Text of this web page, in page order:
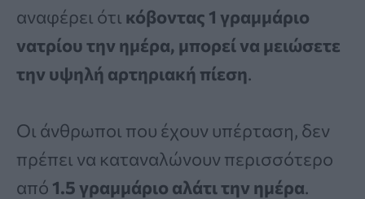
αναφέρει ότι κόβοντας 1 γραμμάριο
νατρίου την ημέρα, μπορεί να μειώσετε
την υψηλή αρτηριακή πίεση.
Οι άνθρωποι που έχουν υπέρταση, δεν
πρέπει να καταναλώνουν περισσότερο
από 1.5 γραμμάριο αλάτι την ημέρα.